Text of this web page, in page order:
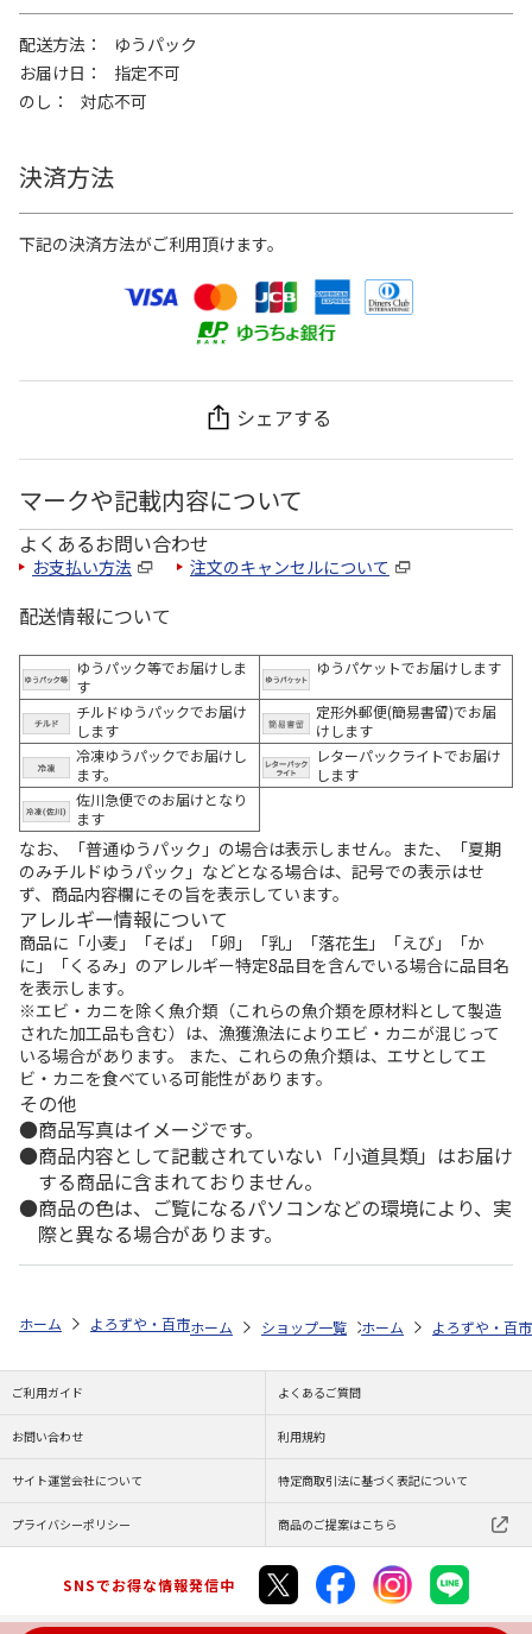
配送方法
ゆうパック
お届け日
指定不可
のし
対応不可
決済方法
下記の決済方法がご利用頂けます。
シェアする
マークや記載内容について
よくあるお問い合わせ
お支払い方法 注文のキャンセルについて
配送情報について
ゆうパック等でお届けしま
す
ゆうパケットでお届けします
チルドゆうパックでお届け
します
定形外郵便(簡易書留)でお届
けします
冷凍ゆうパックでお届けし
ます。
レターパックライトでお届け
します
佐川急便でのお届けとなり
ます
なお、「普通ゆうパック」の場合は表示しません。また、「夏期
のみチルドゆうパック」などとなる場合は、記号での表示はせ
ず、商品内容欄にその旨を表示しています。
アレルギー情報について
商品に「小麦」「そば」「卵」「乳」「落花生」「えび」「か
に」「くるみ」のアレルギー特定8品目を含んでいる場合に品目名
を表示します。
※エビ・カニを除く魚介類（これらの魚介類を原材料として製造
された加工品も含む）は、漁獲漁法によりエビ・カニが混じって
いる場合があります。 また、これらの魚介類は、エサとしてエ
ビ・カニを食べている可能性があります。
その他
商品写真はイメージです。
商品内容として記載されていない「小道具類」はお届け
する商品に含まれておりません。
商品の色は、ご覧になるパソコンなどの環境により、実
際と異なる場合があります。
ホーム よろずや・百市 日用雑貨・お役立ちグッズ キッチン フ
ホーム ショップ一覧 よろずや・百市 フ
ホーム よろずや・百市
ご利用ガイド よくあるご質問
お問い合わせ 利用規約
サイト運営会社について 特定商取引法に基づく表記について
プライバシーポリシー 商品のご提案はこちら
SNSでお得な情報発信中